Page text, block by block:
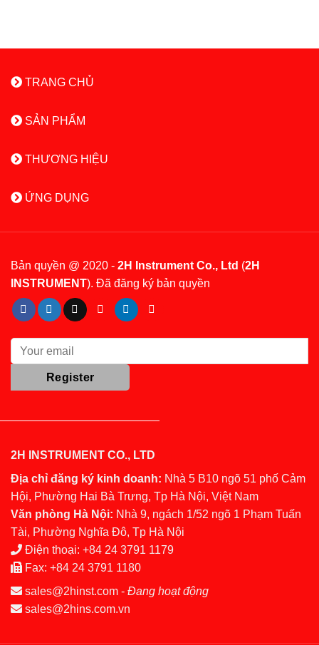
TRANG CHỦ
SẢN PHẨM
THƯƠNG HIỆU
ỨNG DỤNG
Bản quyền @ 2020 - 2H Instrument Co., Ltd (2H
INSTRUMENT). Đã đăng ký bản quyền
2H INSTRUMENT CO., LTD
Địa chỉ đăng ký kinh doanh: Nhà 5 B10 ngõ 51 phố Cảm
Hội, Phường Hai Bà Trưng, Tp Hà Nội, Việt Nam
Văn phòng Hà Nội: Nhà 9, ngách 1/52 ngõ 1 Phạm Tuấn
Tài, Phường Nghĩa Đô, Tp Hà Nội
Điện thoại: +84 24 3791 1179
Fax: +84 24 3791 1180
sales@2hinst.com - Đang hoạt động
sales@2hins.com.vn